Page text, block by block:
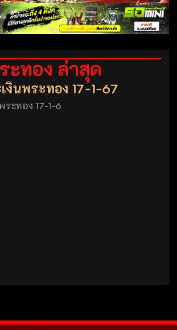
ะทอง ล่าสุด
งินพระทอง 17-1-67
ระทอง 17-1-6